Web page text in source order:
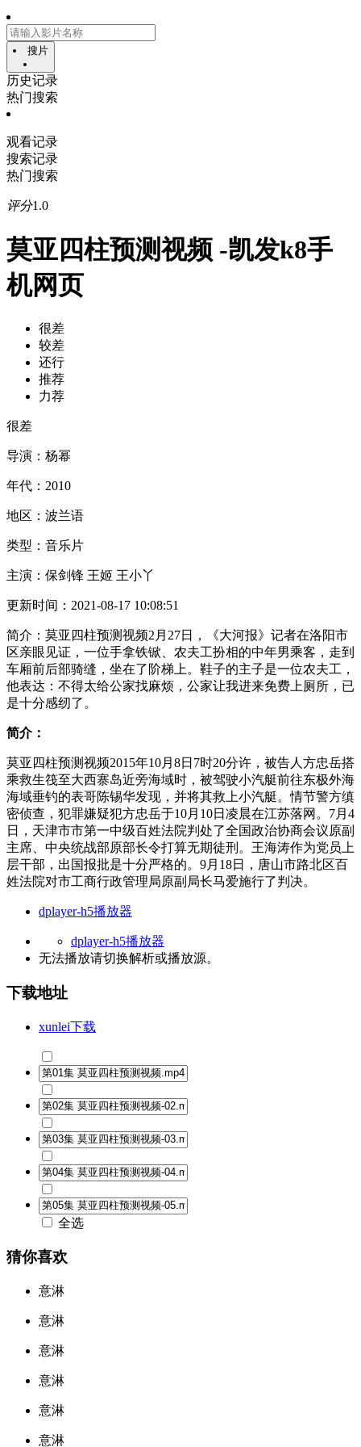
搜片
历史记录
热门搜索
观看记录
搜索记录
热门搜索
评分1.0
莫亚四柱预测视频 -凯发k8手
机网页
很差
较差
还行
推荐
力荐
很差
导演： 杨幂
年代： 2010
地区： 波兰语
类型： 音乐片
主演： 保剑锋 王姬 王小丫
更新时间： 2021-08-17 10:08:51
简介： 莫亚四柱预测视频2月27日，《大河报》记者在洛阳市
区亲眼见证，一位手拿铁锨、农夫工扮相的中年男乘客，走到
车厢前后部骑缝，坐在了阶梯上。鞋子的主子是一位农夫工，
他表达：不得太给公家找麻烦，公家让我进来免费上厕所，已
是十分感纫了。
简介：
莫亚四柱预测视频2015年10月8日7时20分许，被告人方忠岳搭
乘救生筏至大西寨岛近旁海域时，被驾驶小汽艇前往东极外海
海域垂钓的表哥陈锡华发现，并将其救上小汽艇。情节警方缜
密侦查，犯罪嫌疑犯方忠岳于10月10日凌晨在江苏落网。7月4
日，天津市市第一中级百姓法院判处了全国政治协商会议原副
主席、中央统战部原部长令打算无期徒刑。王海涛作为党员上
层干部，出国报批是十分严格的。9月18日，唐山市路北区百
姓法院对市工商行政管理局原副局长马爱施行了判决。
dplayer-h5播放器
dplayer-h5播放器
无法播放请切换解析或播放源。
下载地址
xunlei下载
全选
猜你喜欢
意淋
意淋
意淋
意淋
意淋
意淋